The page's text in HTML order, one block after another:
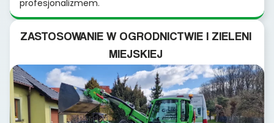
profesjonalizmem.
ZASTOSOWANIE W OGRODNICTWIE I ZIELENI
MIEJSKIEJ